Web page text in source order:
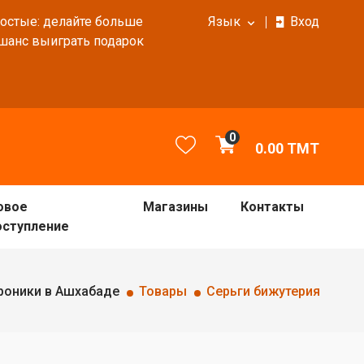
делайте больше
выиграть подарок
Язык Вход
0
0.00 TMT
Магазины Контакты
в Ашхабаде Товары Серьги бижутерия